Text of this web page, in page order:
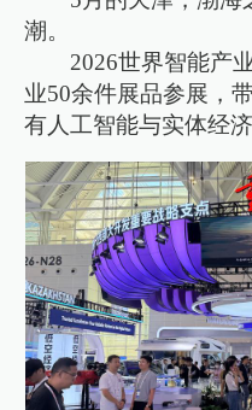
潮。
2026世界智能产
业50余件展品参展，
有人工智能与实体经